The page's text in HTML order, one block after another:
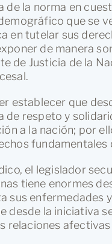
de la norma en
que se
en tutelar sus
de manera
de Justicia de la
establecer que
de respeto y
a la nación; por
fundamentales
el legislador
tiene enormes
sus enfermedades
desde la iniciativa
relaciones